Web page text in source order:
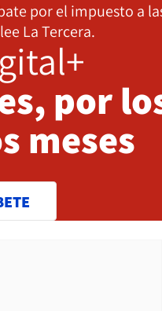
por el impuesto a
La Tercera.
por
meses